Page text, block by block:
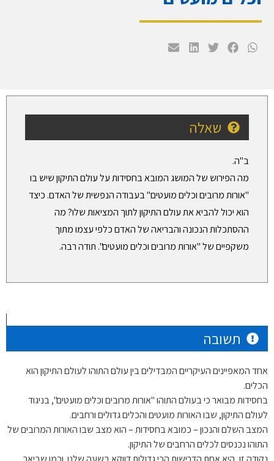
שאלה
ב"ה.
מה הפירוש של המושג המובא בחסידות על עולם התיקון שיש בו
"אורות מרובים וכלים מועטים" בעבודה הנפשית של האדם. כיצד
הוא יכול להביא את עולם התיקון לתוך המציאות שלו? מה
ההסתכלות הנכונה והבריאה של האדם כלפי עצמו מתוך
משקפיים של "אורות מרובים וכלים מועטים". תודה רבה.
תשובה
אחד המאפיינים העיקריים המבדילים בין עולם התוהו לעולם התיקון הוא
הכלים.
בחסידות מבואר כי בעולם התוהו "אורות מרובים וכלים מועטים", בניגוד
לעולם התיקון, שבו האורות מועטים והכלים גדולים ורחבים.
המצב השלם והנכון – כמובא בחסידות – הוא מצב שבו האורות המרובים של
התוהו נכנסים לכלים הרחבים של התיקון.